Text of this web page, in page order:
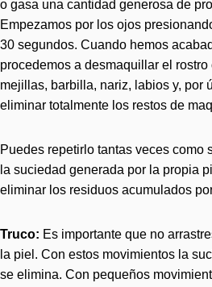
o gasa una cantidad generosa de
Empezamos por los ojos
30 segundos. Cuando hemos
procedemos a desmaquillar el
mejillas, barbilla, nariz, labios y, por
eliminar totalmente los restos de
Puedes repetirlo tantas veces como
la suciedad generada por la propia
eliminar los residuos acumulados
Truco: Es importante que no
la piel. Con estos movimientos la
se elimina. Con pequeños